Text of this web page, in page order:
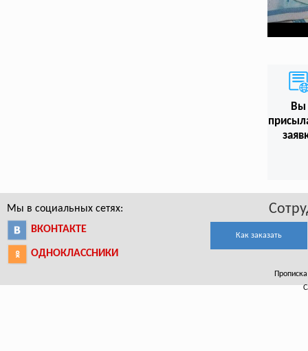
Вы
Мы в социальных сетях:
ВКОНТАКТЕ
ОДНОКЛАССНИКИ
Как заказать